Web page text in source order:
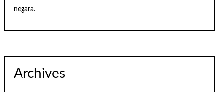
negara.
Archives